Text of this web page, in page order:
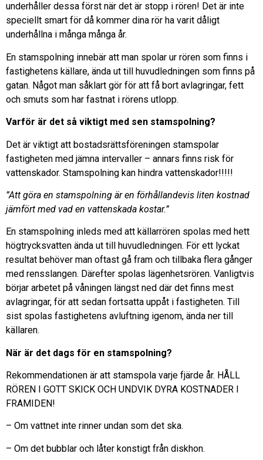
underhåller dessa först när det är stopp i rören! Det är inte
speciellt smart för då kommer dina rör ha varit dåligt
underhållna i många många år.
En stamspolning innebär att man spolar ur rören som finns i
fastighetens källare, ända ut till huvudledningen som finns på
gatan. Något man såklart gör för att få bort avlagringar, fett
och smuts som har fastnat i rörens utlopp.
Varför är det så viktigt med sen stamspolning?
Det är viktigt att bostadsrättsföreningen stamspolar
fastigheten med jämna intervaller – annars finns risk för
vattenskador. Stamspolning kan hindra vattenskador!!!!!
”Att göra en stamspolning är en förhållandevis liten kostnad
jämfört med vad en vattenskada kostar.”
En stamspolning inleds med att källarrören spolas med hett
högtrycksvatten ända ut till huvudledningen. För ett lyckat
resultat behöver man oftast gå fram och tillbaka flera gånger
med rensslangen. Därefter spolas lägenhetsrören. Vanligtvis
börjar arbetet på våningen längst ned där det finns mest
avlagringar, för att sedan fortsatta uppåt i fastigheten. Till
sist spolas fastighetens avluftning igenom, ända ner till
källaren.
När är det dags för en stamspolning?
Rekommendationen är att stamspola varje fjärde år. HÅLL
RÖREN I GOTT SKICK OCH UNDVIK DYRA KOSTNADER I
FRAMIDEN!
– Om vattnet inte rinner undan som det ska.
– Om det bubblar och låter konstigt från diskhon.